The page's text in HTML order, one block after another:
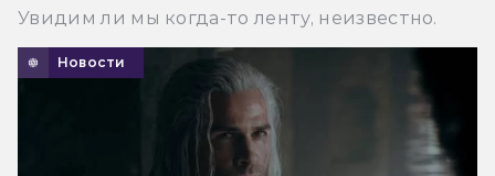
Увидим ли мы когда-то ленту, неизвестно.
Новости